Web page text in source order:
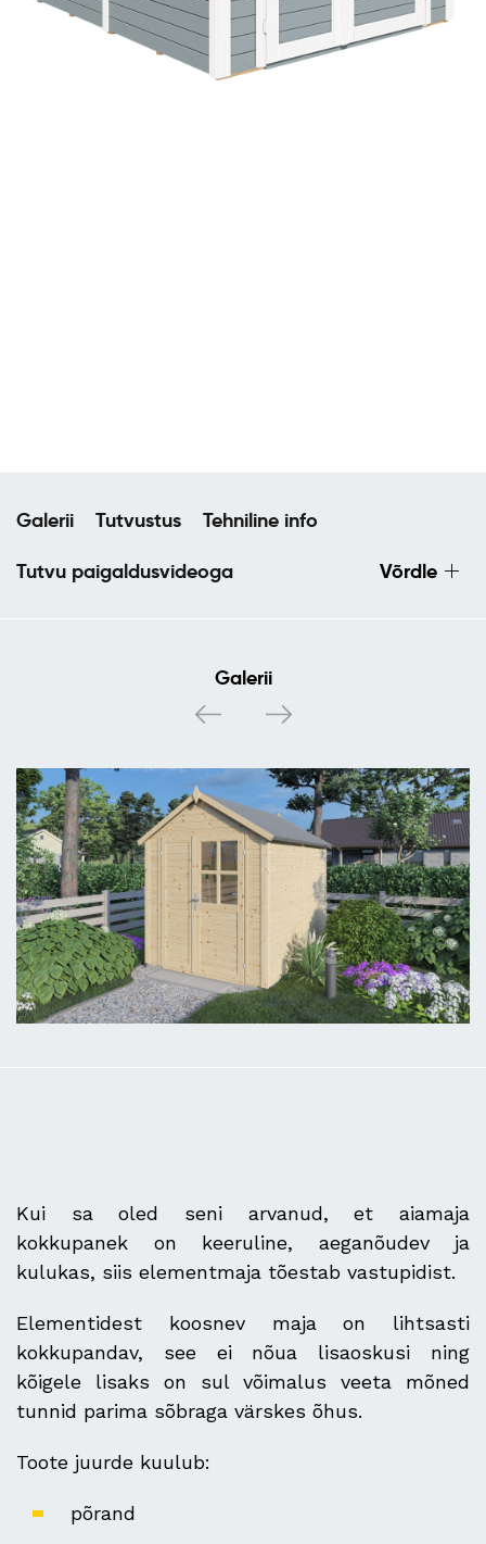
Galerii Tutvustus Tehniline info
Tutvu paigaldusvideoga Võrdle
Galerii
Kui sa oled seni arvanud, et aiamaja
kokkupanek on keeruline, aeganõudev ja
kulukas, siis elementmaja tõestab vastupidist.
Elementidest koosnev maja on lihtsasti
kokkupandav, see ei nõua lisaoskusi ning
kõigele lisaks on sul võimalus veeta mõned
tunnid parima sõbraga värskes õhus.
Toote juurde kuulub:
põrand